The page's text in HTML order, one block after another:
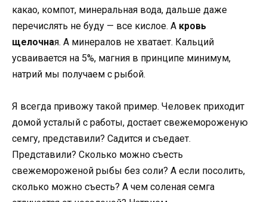
какао, компот, минеральная вода, дальше даже
перечислять не буду — все кислое. А кровь
щелочная. А минералов не хватает. Кальций
усваивается на 5%, магния в принципе минимум,
натрий мы получаем с рыбой.
Я всегда привожу такой пример. Человек приходит
домой усталый с работы, достает свежемороженую
семгу, представили? Садится и съедает.
Представили? Сколько можно съесть
свежемороженой рыбы без соли? А если посолить,
сколько можно съесть? А чем соленая семга